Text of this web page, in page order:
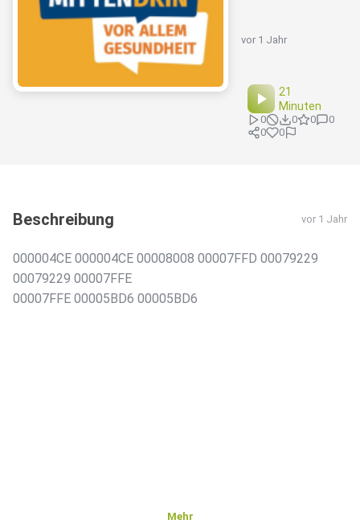
vor 1 Jahr
21
Minuten
0 0 0
0
0
0
Beschreibung vor 1 Jahr
000004CE 000004CE 00008008 00007FFD 00079229
00079229 00007FFE
00007FFE 00005BD6 00005BD6
Mehr